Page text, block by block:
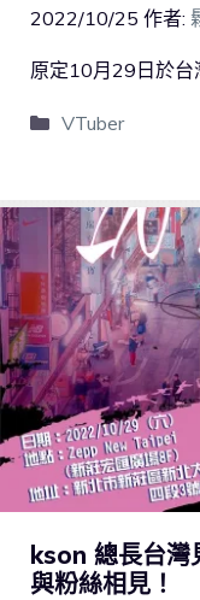
2022/10/25 作者:
原定10月29日於台
VTuber
kson 總長台灣
與粉絲相見！